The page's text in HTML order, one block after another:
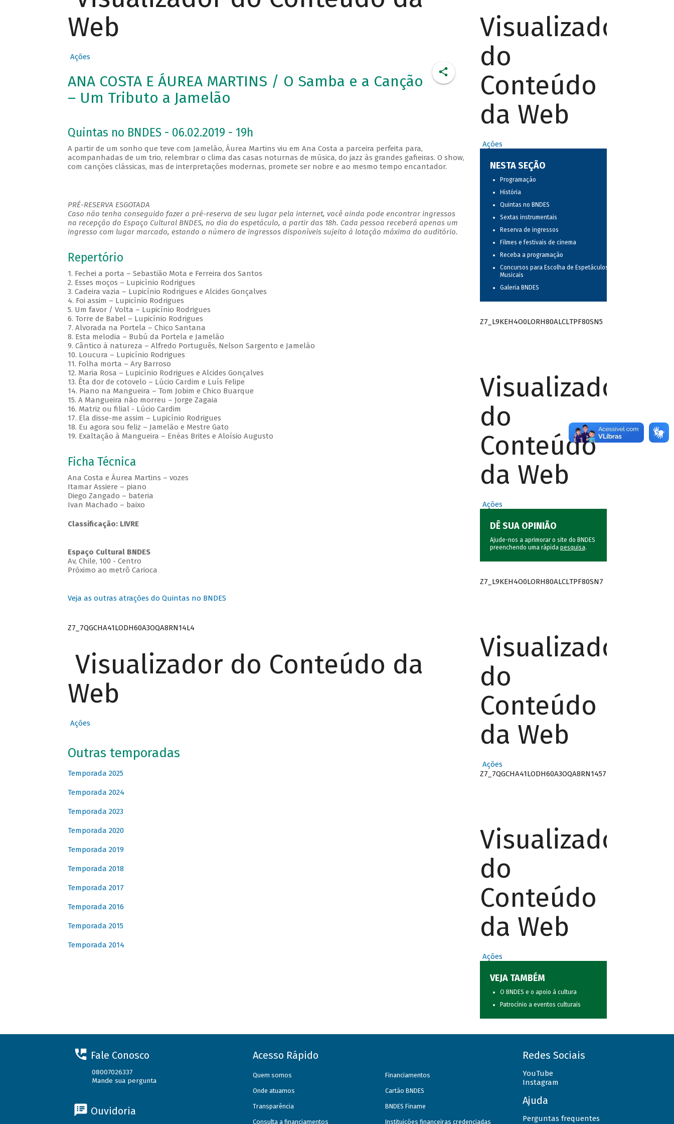
Web
Ações
ANA COSTA E ÁUREA MARTINS / O Samba e a Canção
– Um Tributo a Jamelão
Quintas no BNDES - 06.02.2019 - 19h
A partir de um sonho que teve com Jamelão, Áurea Martins viu em Ana Costa a parceira perfeita para,
acompanhadas de um trio, relembrar o clima das casas noturnas de música, do jazz às grandes gafieiras. O show,
com canções clássicas, mas de interpretações modernas, promete ser nobre e ao mesmo tempo encantador.
PRÉ-RESERVA ESGOTADA
Caso não tenha conseguido fazer a pré-reserva de seu lugar pela internet, você ainda pode encontrar ingressos
na recepção do Espaço Cultural BNDES, no dia do espetáculo, a partir das 18h. Cada pessoa receberá apenas um
ingresso com lugar marcado, estando o número de ingressos disponíveis sujeito à lotação máxima do auditório.
Repertório
1. Fechei a porta – Sebastião Mota e Ferreira dos Santos
2. Esses moços – Lupicínio Rodrigues
3. Cadeira vazia – Lupicínio Rodrigues e Alcides Gonçalves
4. Foi assim – Lupicínio Rodrigues
5. Um favor / Volta – Lupicínio Rodrigues
6. Torre de Babel – Lupicínio Rodrigues
7. Alvorada na Portela – Chico Santana
8. Esta melodia – Bubú da Portela e Jamelão
9. Cântico à natureza – Alfredo Português, Nelson Sargento e Jamelão
10. Loucura – Lupicínio Rodrigues
11. Folha morta – Ary Barroso
12. Maria Rosa – Lupicínio Rodrigues e Alcides Gonçalves
13. Êta dor de cotovelo – Lúcio Cardim e Luís Felipe
14. Piano na Mangueira – Tom Jobim e Chico Buarque
15. A Mangueira não morreu – Jorge Zagaia
16. Matriz ou filial - Lúcio Cardim
17. Ela disse-me assim – Lupicínio Rodrigues
18. Eu agora sou feliz – Jamelão e Mestre Gato
19. Exaltação à Mangueira – Enéas Brites e Aloísio Augusto
Ficha Técnica
Ana Costa e Áurea Martins – vozes
Itamar Assiere – piano
Diego Zangado – bateria
Ivan Machado – baixo
Classificação: LIVRE
Espaço Cultural BNDES
Av, Chile, 100 - Centro
Próximo ao metrô Carioca
Veja as outras atrações do Quintas no BNDES
Z7_7QGCHA41LODH60A3OQA8RN14L4
Visualizador do Conteúdo da
Web
Ações
Outras temporadas
Temporada 2025
Temporada 2024
Temporada 2023
Temporada 2020
Temporada 2019
Temporada 2018
Temporada 2017
Temporada 2016
Temporada 2015
Temporada 2014
Visualizador
do
Conteúdo
da Web
Ações
NESTA SEÇÃO
Programação
História
Quintas no BNDES
Sextas instrumentais
Reserva de ingressos
Filmes e festivais de cinema
Receba a programação
Concursos para Escolha de Espetáculos
Musicais
Galeria BNDES
Z7_L9KEH4O0LORH80ALCLTPF80SN5
Visualizador
do
Conteúdo
da Web
Ações
DÊ SUA OPINIÃO
Ajude-nos a aprimorar o site do BNDES
preenchendo uma rápida pesquisa.
Z7_L9KEH4O0LORH80ALCLTPF80SN7
Visualizador
do
Conteúdo
da Web
Ações
Z7_7QGCHA41LODH60A3OQA8RN1457
Visualizador
do
Conteúdo
da Web
Ações
VEJA TAMBÉM
O BNDES e o apoio à cultura
Patrocínio a eventos culturais
Fale Conosco
08007026337
Mande sua pergunta
Ouvidoria
Acesso Rápido
Quem somos
Onde atuamos
Transparência
Consulta a financiamentos
Financiamentos
Cartão BNDES
BNDES Finame
Instituições financeiras credenciadas
Redes Sociais
YouTube
Instagram
Ajuda
Perguntas frequentes